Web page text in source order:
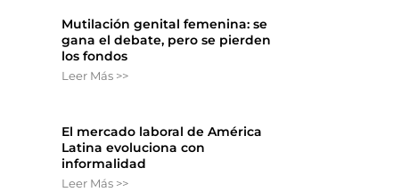
Mutilación genital femenina: se
gana el debate, pero se pierden
los fondos
Leer Más >>
El mercado laboral de América
Latina evoluciona con
informalidad
Leer Más >>